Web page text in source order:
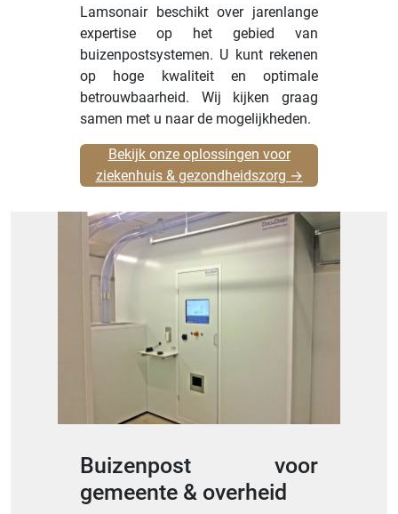
Lamsonair beschikt over jarenlange
expertise op het gebied van
buizenpostsystemen. U kunt rekenen
op hoge kwaliteit en optimale
betrouwbaarheid. Wij kijken graag
samen met u naar de mogelijkheden.
Bekijk onze oplossingen voor
ziekenhuis & gezondheidszorg →
Buizenpost voor
gemeente & overheid